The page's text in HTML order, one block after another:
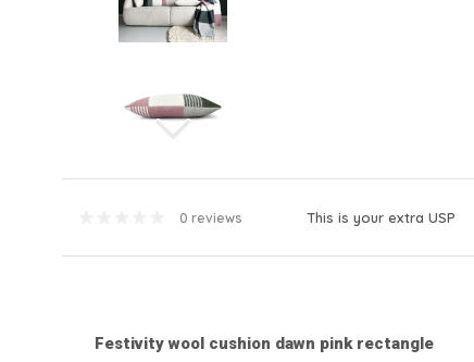
0 reviews This is your extra USP
Festivity wool cushion dawn pink rectangle